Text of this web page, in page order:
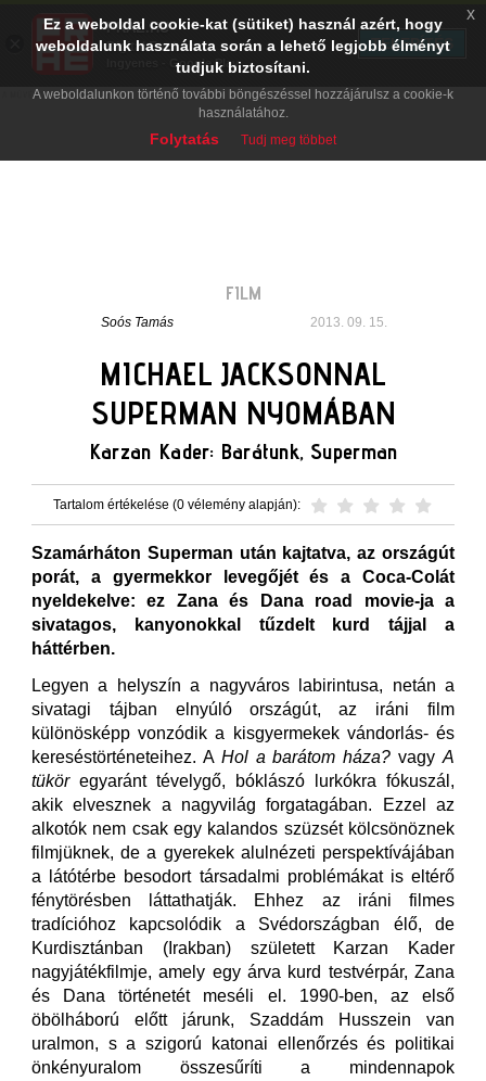
FILM
Soós Tamás 2013. 09. 15.
MICHAEL JACKSONNAL
SUPERMAN NYOMÁBAN
Karzan Kader: Barátunk, Superman
Tartalom értékelése (0 vélemény alapján):
Szamárháton Superman után kajtatva, az országút
porát, a gyermekkor levegőjét és a Coca-Colát
nyeldekelve: ez Zana és Dana road movie-ja a
sivatagos, kanyonokkal tűzdelt kurd tájjal a
háttérben.
Legyen a helyszín a nagyváros labirintusa, netán a
sivatagi tájban elnyúló országút, az iráni film
különösképp vonzódik a kisgyermekek vándorlás- és
kereséstörténeteihez. A Hol a barátom háza? vagyA
tüköregyaránt tévelygő, bóklászó lurkókra fókuszál,
akik elvesznek a nagyvilág forgatagában. Ezzel az
alkotók nem csak egy kalandos szüzsét kölcsönöznek
filmjüknek, de a gyerekek alulnézeti perspektívájában
a látótérbe besodort társadalmi problémákat is eltérő
fénytörésben láttathatják. Ehhez az iráni filmes
tradícióhoz kapcsolódik a Svédországban élő, de
Kurdisztánban (Irakban) született Karzan Kader
nagyjátékfilmje, amely egy árva kurd testvérpár, Zana
és Dana történetét meséli el. 1990-ben, az első
öbölháború előtt járunk, Szaddám Husszein van
uralmon, s a szigorú katonai ellenőrzés és politikai
önkényuralom összesűríti a mindennapok
Ez a weboldal cookie-kat (sütiket) használ azért, hogy
weboldalunk használata során a lehető legjobb élményt
tudjuk biztosítani.
A weboldalunkon történő további böngészéssel hozzájárulsz a cookie-k
használatához.
Folytatás Tudj meg többet
x
PRAE.HU
Digital Evolution
Ingyenes - Google Play
TELEPÍTÉS